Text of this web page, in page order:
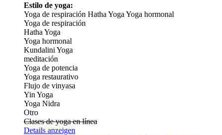
Estilo de yoga:
Yoga de respiración Hatha Yoga Yoga hormonal
Yoga de respiración
Hatha Yoga
Yoga hormonal
Kundalini Yoga
meditación
Yoga de potencia
Yoga restaurativo
Flujo de vinyasa
Yin Yoga
Yoga Nidra
Otro
Clases de yoga en línea
Details anzeigen